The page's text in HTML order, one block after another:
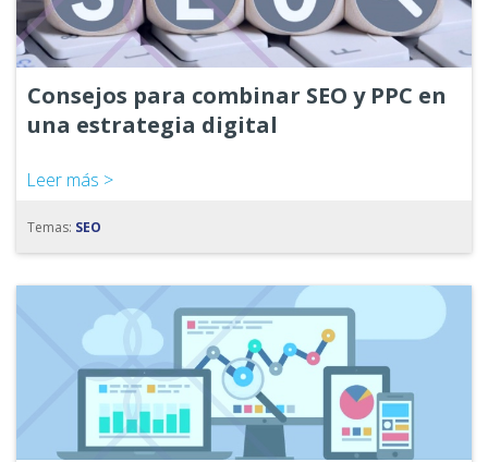
Consejos para combinar SEO y PPC en
una estrategia digital
Leer más >
Temas: SEO